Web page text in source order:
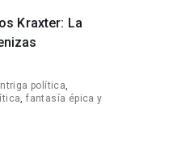
Kraxter: La
política,
,fantasía épica y